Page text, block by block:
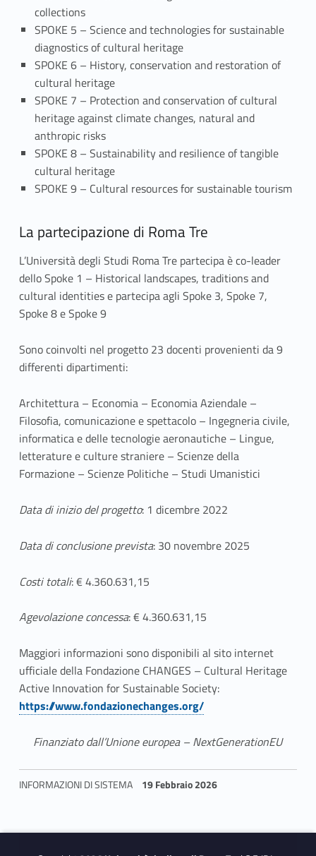
r
S
u
t
a
n
a
b
l
e
S
o
c
i
e
t
y
collections
SPOKE 5 – Science and technologies for sustainable
diagnostics of cultural heritage
SPOKE 6 – History, conservation and restoration of
cultural heritage
SPOKE 7 – Protection and conservation of cultural
heritage against climate changes, natural and
anthropic risks
SPOKE 8 – Sustainability and resilience of tangible
cultural heritage
SPOKE 9 – Cultural resources for sustainable tourism
La partecipazione di Roma Tre
L’Università degli Studi Roma Tre partecipa è co-leader
dello Spoke 1 – Historical landscapes, traditions and
cultural identities e partecipa agli Spoke 3, Spoke 7,
Spoke 8 e Spoke 9
Sono coinvolti nel progetto 23 docenti provenienti da 9
differenti dipartimenti:
Architettura – Economia – Economia Aziendale –
Filosofia, comunicazione e spettacolo – Ingegneria civile,
informatica e delle tecnologie aeronautiche – Lingue,
letterature e culture straniere – Scienze della
Formazione – Scienze Politiche – Studi Umanistici
Data di inizio del progetto: 1 dicembre 2022
Data di conclusione prevista: 30 novembre 2025
Costi totali: € 4.360.631,15
Agevolazione concessa: € 4.360.631,15
Maggiori informazioni sono disponibili al sito internet
ufficiale della Fondazione CHANGES – Cultural Heritage
Active Innovation for Sustainable Society:
https://www.fondazionechanges.org/
Finanziato dall’Unione europea – NextGenerationEU
INFORMAZIONI DI SISTEMA 19 Febbraio 2026